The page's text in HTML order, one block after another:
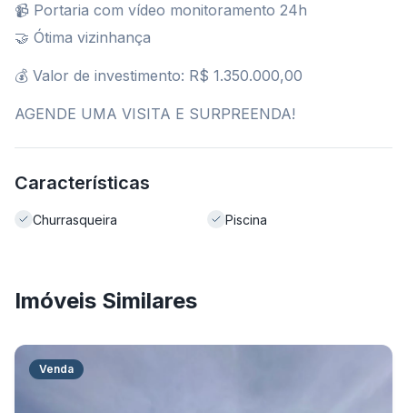
📹 Portaria com vídeo monitoramento 24h
🤝 Ótima vizinhança
💰 Valor de investimento: R$ 1.350.000,00
AGENDE UMA VISITA E SURPREENDA!
Características
Churrasqueira Piscina
Imóveis Similares
Venda